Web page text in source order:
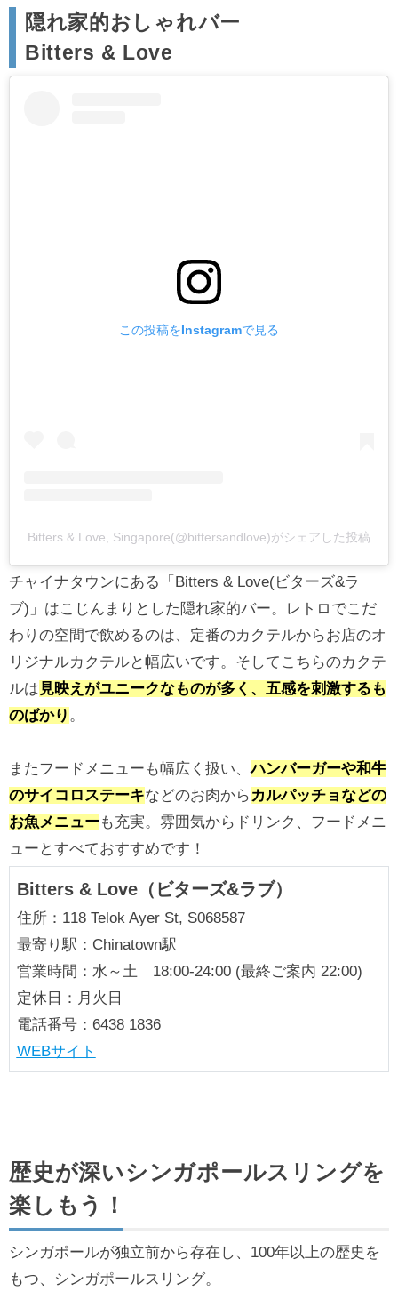
隠れ家的おしゃれバー
Bitters & Love
この投稿をInstagramで見る
Bitters & Love, Singapore(@bittersandlove)がシェアした投稿
チャイナタウンにある「Bitters & Love(ビターズ&ラ
ブ)」はこじんまりとした隠れ家的バー。レトロでこだ
わりの空間で飲めるのは、定番のカクテルからお店のオ
リジナルカクテルと幅広いです。そしてこちらのカクテ
ルは 見映えがユニークなものが多く、五感を刺激するも
のばかり 。
またフードメニューも幅広く扱い、ハンバーガーや和牛
のサイコロステーキなどのお肉からカルパッチョなどの
お魚メニューも充実。雰囲気からドリンク、フードメニ
ューとすべておすすめです！
Bitters & Love（ビターズ&ラブ）
住所：118 Telok Ayer St, S068587
最寄り駅：Chinatown駅
営業時間：水～土 18:00-24:00 (最終ご案内 22:00)
定休日：月火日
電話番号：6438 1836
WEBサイト
歴史が深いシンガポールスリングを
楽しもう！
シンガポールが独立前から存在し、100年以上の歴史を
もつ、シンガポールスリング。